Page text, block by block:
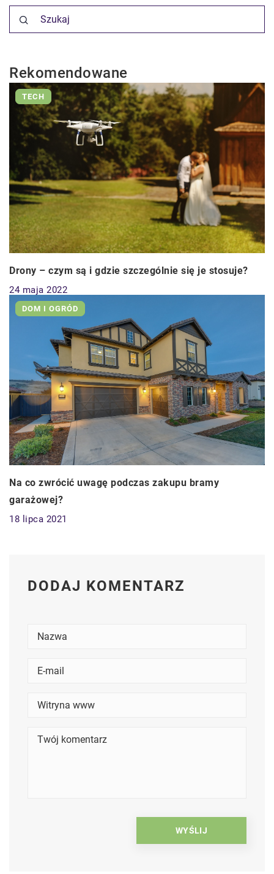
Rekomendowane
TECH
Drony – czym są i gdzie szczególnie się je stosuje?
24 maja 2022
DOM I OGRÓD
Na co zwrócić uwagę podczas zakupu bramy
garażowej?
18 lipca 2021
DODAJ KOMENTARZ